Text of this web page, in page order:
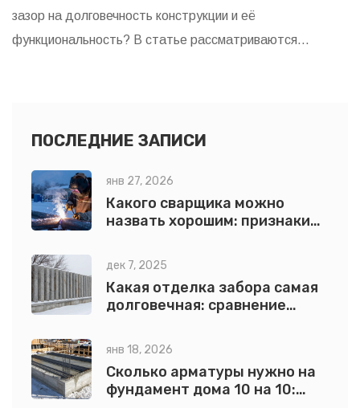
зазор на долговечность конструкции и её
функциональность? В статье рассматриваются
местности. Узнайте, как правильно выбрать материал и
аккуратно.
ПОСЛЕДНИЕ ЗАПИСИ
янв 27, 2026
Какого сварщика можно
назвать хорошим: признаки
дек 7, 2025
Какая отделка забора самая
долговечная: сравнение
сроки службы
янв 18, 2026
Сколько арматуры нужно на
фундамент дома 10 на 10: